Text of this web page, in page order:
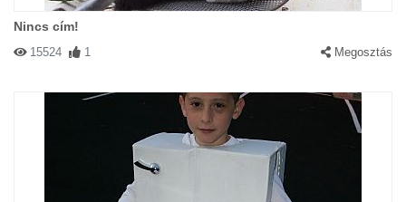
Nincs cím!
15524 1 Megosztás